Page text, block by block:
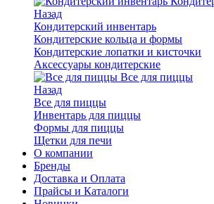
Назад
Кондитерский инвентарь
Кондитерские кольца и формы
Кондитерские лопатки и кисточки
Аксессуары кондитерские
Все для пиццы
Назад
Все для пиццы
Инвентарь для пиццы
Формы для пиццы
Щетки для печи
О компании
Бренды
Доставка и Оплата
Прайсы и Каталоги